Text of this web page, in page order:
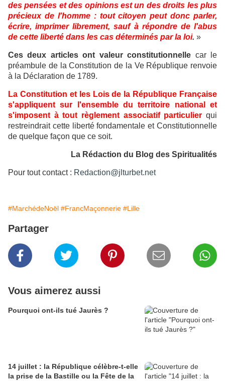
des pensées et des opinions est un des droits les plus
précieux de l'homme : tout citoyen peut donc parler,
écrire, imprimer librement, sauf à répondre de l'abus
de cette liberté dans les cas déterminés par la loi. »
Ces deux articles ont valeur constitutionnelle car le
préambule de la Constitution de la Ve République renvoie
à la Déclaration de 1789.
La Constitution et les Lois de la République Française
s'appliquent sur l'ensemble du territoire national et
s'imposent à tout règlement associatif particulier qui
restreindrait cette liberté fondamentale et Constitutionnelle
de quelque façon que ce soit.
La Rédaction du Blog des Spiritualités
Pour tout contact : Redaction@jlturbet.net
#MarchédeNoël #FrancMaçonnerie #Lille
Partager
Vous aimerez aussi
Pourquoi ont-ils tué Jaurès ?
14 juillet : la République célèbre-t-elle
la prise de la Bastille ou la Fête de la